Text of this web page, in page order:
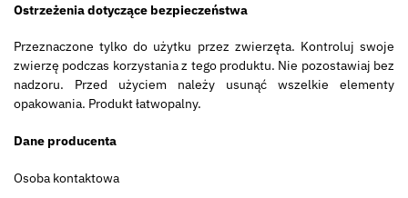
Ostrzeżenia dotyczące bezpieczeństwa
Przeznaczone tylko do użytku przez zwierzęta. Kontroluj swoje
zwierzę podczas korzystania z tego produktu. Nie pozostawiaj bez
nadzoru. Przed użyciem należy usunąć wszelkie elementy
opakowania. Produkt łatwopalny.
Dane producenta
Osoba kontaktowa